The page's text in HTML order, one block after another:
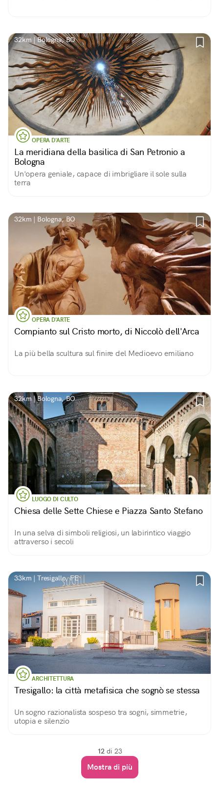
32km | Bologna, BO
OPERA D'ARTE
La meridiana della basilica di San Petronio a
Bologna
Un'opera geniale, capace di imbrigliare il sole sulla
terra
32km | Bologna, BO
OPERA D'ARTE
Compianto sul Cristo morto, di Niccolò dell'Arca
La più bella scultura sul finire del Medioevo emiliano
32km | Bologna, BO
LUOGO DI CULTO
Chiesa delle Sette Chiese e Piazza Santo Stefano
In una selva di simboli religiosi, un labirintico viaggio
attraverso i secoli
33km | Tresigallo, FE
ARCHITETTURA
Tresigallo: la città metafisica che sognò se stessa
Un sogno razionalista sospeso tra sogni, simmetrie,
utopia e silenzio
12 di 23
Mostra di più